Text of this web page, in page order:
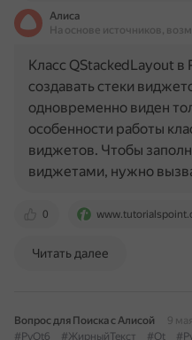
Алиса
На основе источников,
0
Класс QStackedLayout в
создавать стеки
одновременно виден
особенности работы
виджетов. Чтобы
виджетами, нужно
Читать далее
Вопрос для Поиска с Алисой
9 мая
#PyQt6
#ЖирныйТекст #Qt